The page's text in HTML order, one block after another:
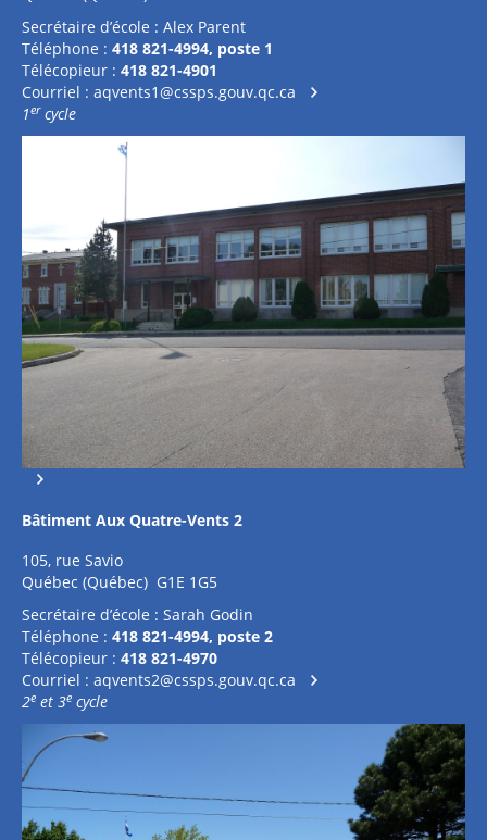
Secrétaire d’école : Alex Parent
Téléphone : 418 821-4994, poste 1
Télécopieur : 418 821-4901
Courriel : aqvents1@cssps.gouv.qc.ca
1ercycle
Bâtiment Aux Quatre-Vents 2
105, rue Savio
Québec (Québec) G1E 1G5
Secrétaire d’école : Sarah Godin
Téléphone : 418 821-4994, poste 2
Télécopieur : 418 821-4970
Courriel : aqvents2@cssps.gouv.qc.ca
2e et 3e cycle